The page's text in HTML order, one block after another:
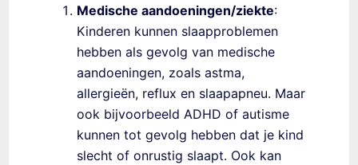
Medische aandoeningen/ziekte:
Kinderen kunnen slaapproblemen
hebben als gevolg van medische
aandoeningen, zoals astma,
allergieën, reflux en slaapapneu. Maar
ook bijvoorbeeld ADHD of autisme
kunnen tot gevolg hebben dat je kind
slecht of onrustig slaapt. Ook kan